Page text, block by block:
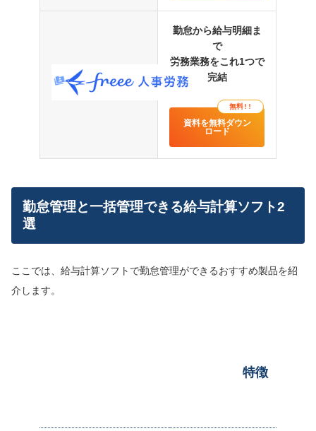
勤怠から給与明細ま
で
労務業務をこれ1つで
完結
無料!!
資料を無料ダウン
ロード
勤怠管理と一括管理できる給与計算ソフト2
選
ここでは、給与計算ソフトで勤怠管理ができるおすすめ製品を紹
介します。
特徴